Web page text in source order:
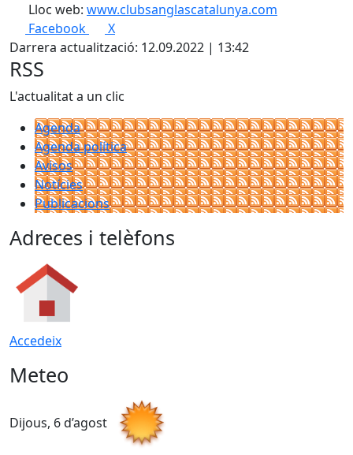
Lloc web: www.clubsanglascatalunya.com
Facebook
X
Darrera actualització: 12.09.2022 | 13:42
RSS
L'actualitat a un clic
Agenda
Agenda política
Avisos
Notícies
Publicacions
Adreces i telèfons
Accedeix
Meteo
Dijous, 6 d’agost